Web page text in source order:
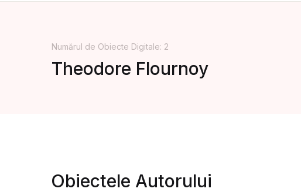
Numărul de Obiecte Digitale: 2
Theodore Flournoy
Obiectele Autorului